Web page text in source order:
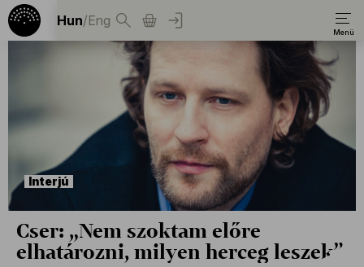
Hun/Eng
Interjú
Cser: „Nem szoktam előre
elhatározni, milyen herceg leszek”